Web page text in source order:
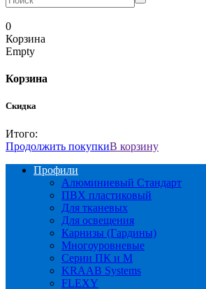
0
Корзина
Empty
Корзина
Скидка
Итого:
Продолжить покупкиВ корзину
Профили
Алюминиевый Стандарт
ПВХ пластиковый
Для тканевых
Для освещения
Карнизы (Гардины)
Многоуровневые
Серии ПК и М
KRAAB Systems
FLEXY